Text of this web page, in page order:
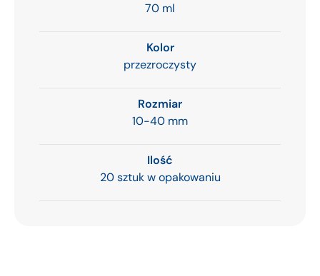
70 ml
Kolor
przezroczysty
Rozmiar
10-40 mm
Ilość
20 sztuk w opakowaniu